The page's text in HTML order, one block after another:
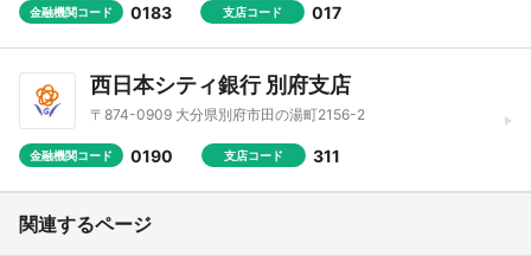
金融機関コード 0183 支店コード 017
西日本シティ銀行 別府支店
〒874-0909 大分県別府市田の湯町2156-2
金融機関コード 0190 支店コード 311
関連するページ